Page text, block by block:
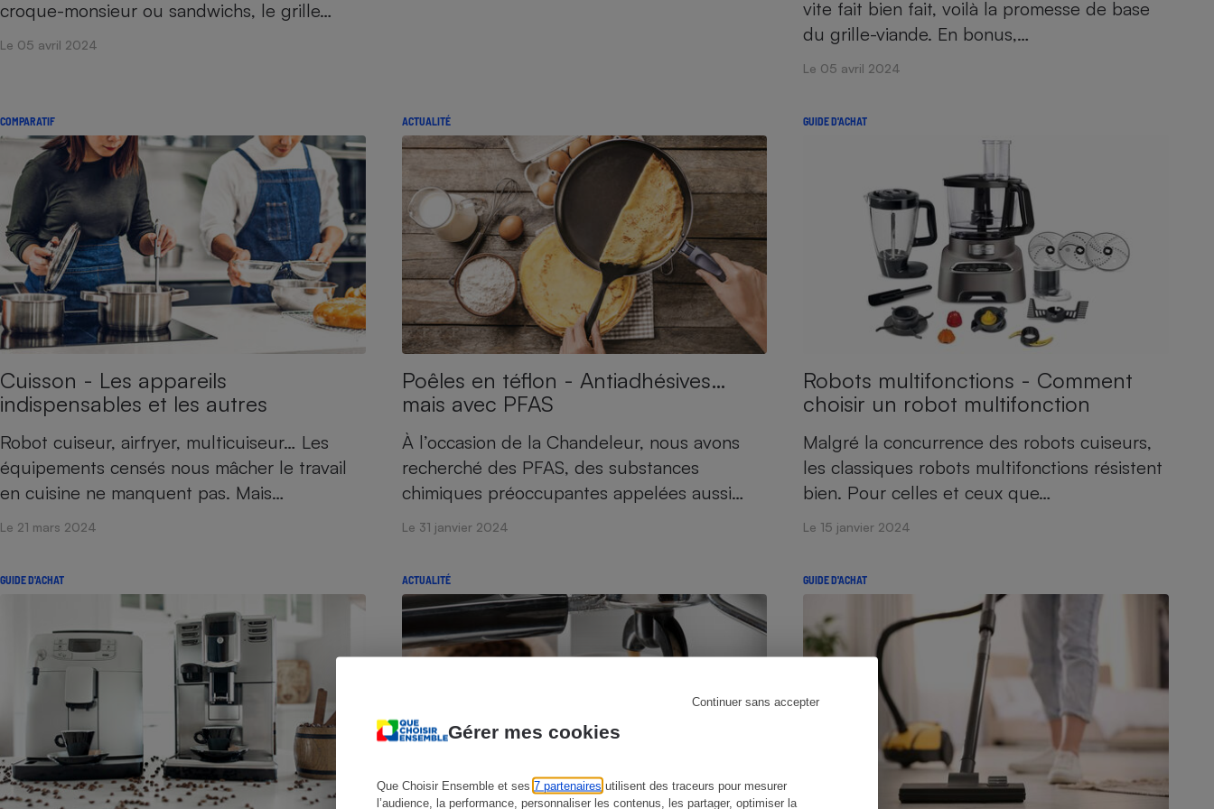
Gérer mes cookies
Que Choisir Ensemble et ses 7 partenaires utilisent des traceurs pour mesurer
l’audience, la performance, personnaliser les contenus, les partager, optimiser la
Continuer sans accepter
croque-monsieur ou sandwichs, le grille…
Le 05 avril 2024
vite fait bien fait, voilà la promesse de base
du grille-viande. En bonus,…
Le 05 avril 2024
COMPARATIF
Cuisson - Les appareils
indispensables et les autres
Robot cuiseur, airfryer, multicuiseur… Les
équipements censés nous mâcher le travail
en cuisine ne manquent pas. Mais…
Le 21 mars 2024
ACTUALITÉ
Poêles en téflon - Antiadhésives…
mais avec PFAS
À l’occasion de la Chandeleur, nous avons
recherché des PFAS, des substances
chimiques préoccupantes appelées aussi…
Le 31 janvier 2024
GUIDE D'ACHAT
Robots multifonctions - Comment
choisir un robot multifonction
Malgré la concurrence des robots cuiseurs,
les classiques robots multifonctions résistent
bien. Pour celles et ceux que…
Le 15 janvier 2024
GUIDE D'ACHAT ACTUALITÉ GUIDE D'ACHAT
Climatiseur -
Ventilateur
Aspirateur
Cafetière à expressos Réfrigérateur
Robot ménager
Antivirus
Radiateur électrique
Climatiseur -
Ventilateur
Lessive